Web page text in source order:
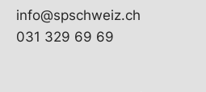
info@spschweiz.ch
031 329 69 69